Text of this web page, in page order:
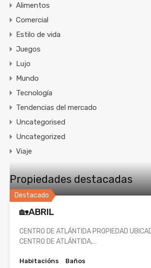
Alimentos
Comercial
Estilo de vida
Juegos
Lujo
Mundo
Tecnología
Tendencias del mercado
Uncategorised
Uncategorized
Viaje
Propiedades destacadas
Destacado
🏡ABRIL
CENTRO DE ATLÁNTIDA PROPIEDAD
CENTRO DE ATLÁNTIDA,…
Habitacións Baños